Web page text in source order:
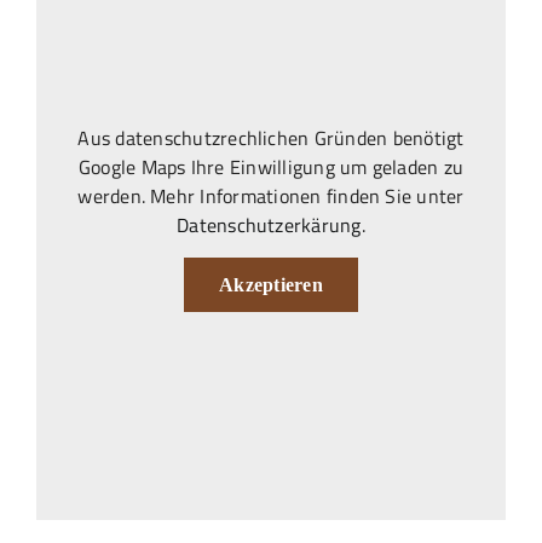
Aus datenschutzrechlichen Gründen benötigt
Google Maps Ihre Einwilligung um geladen zu
werden. Mehr Informationen finden Sie unter
Datenschutzerkärung.
Akzeptieren